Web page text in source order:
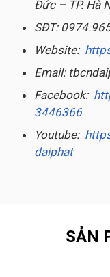
Đức – TP. Hà
SĐT:
Website:
Email:
Facebook:
3446366
Youtube:
daiphat
SẢN